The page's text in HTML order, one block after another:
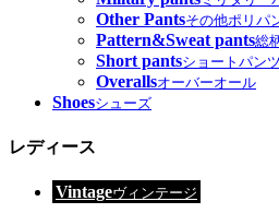
Other Pantsその他ポリパ
Pattern&Sweat pants総
Short pantsショートパンツ
Overallsオーバーオール
Shoesシューズ
レディース
Vintageヴィンテージ